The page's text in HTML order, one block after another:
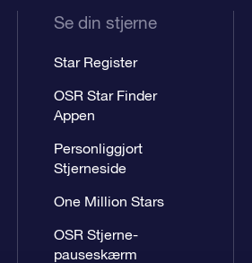
Se din stjerne
Star Register
OSR Star Finder
Appen
Personliggjort
Stjerneside
One Million Stars
OSR Stjerne-
pauseskærm